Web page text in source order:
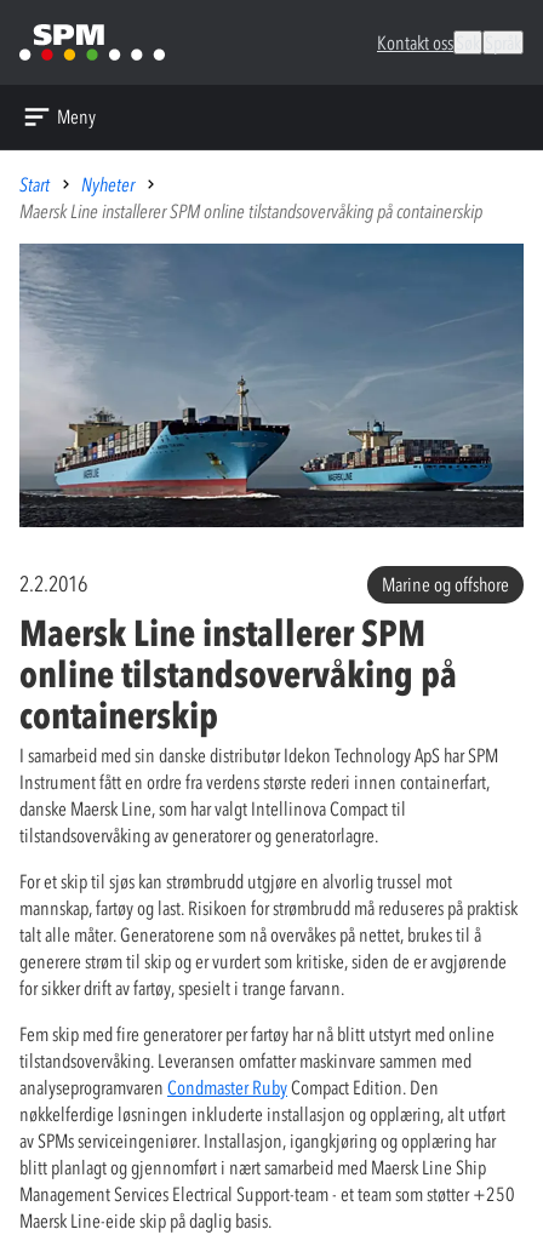
Kontakt oss
Meny
Start
Nyheter
Maersk Line installerer SPM online tilstandsovervåking på containerskip
2.2.2016 Marine og offshore
Maersk Line installerer SPM
online tilstandsovervåking på
containerskip
I samarbeid med sin danske distributør Idekon Technology ApS har SPM
Instrument fått en ordre fra verdens største rederi innen containerfart,
danske Maersk Line, som har valgt Intellinova Compact til
tilstandsovervåking av generatorer og generatorlagre.
For et skip til sjøs kan strømbrudd utgjøre en alvorlig trussel mot
mannskap, fartøy og last. Risikoen for strømbrudd må reduseres på praktisk
talt alle måter. Generatorene som nå overvåkes på nettet, brukes til å
generere strøm til skip og er vurdert som kritiske, siden de er avgjørende
for sikker drift av fartøy, spesielt i trange farvann.
Fem skip med fire generatorer per fartøy har nå blitt utstyrt med online
tilstandsovervåking. Leveransen omfatter maskinvare sammen med
analyseprogramvaren Condmaster RubyCompact Edition. Den
nøkkelferdige løsningen inkluderte installasjon og opplæring, alt utført
av SPMs serviceingeniører. Installasjon, igangkjøring og opplæring har
blitt planlagt og gjennomført i nært samarbeid med Maersk Line Ship
Management Services Electrical Support-team - et team som støtter +250
Maersk Line-eide skip på daglig basis.